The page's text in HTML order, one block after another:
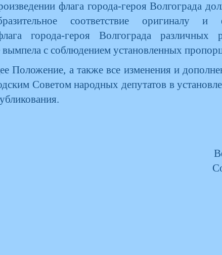
флага города-героя Волгограда
соответствие оригиналу и
города-героя Волгограда различных
вымпела с соблюдением установленных
Положение, а также все изменения и
Советом народных депутатов в